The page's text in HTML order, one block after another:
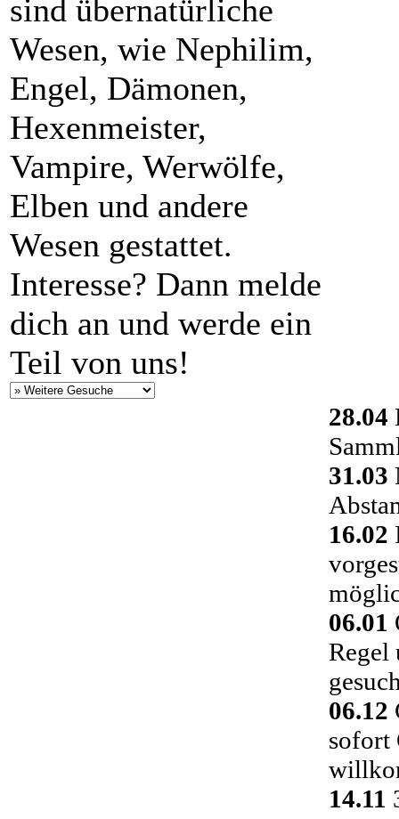
sind übernatürliche
Wesen, wie Nephilim,
Engel, Dämonen,
Hexenmeister,
Vampire, Werwölfe,
Elben und andere
Wesen gestattet.
Interesse? Dann melde
dich an und werde ein
Teil von uns!
28.04
31.03
16.02
06.01
Regel
06.12
sofort
14.11